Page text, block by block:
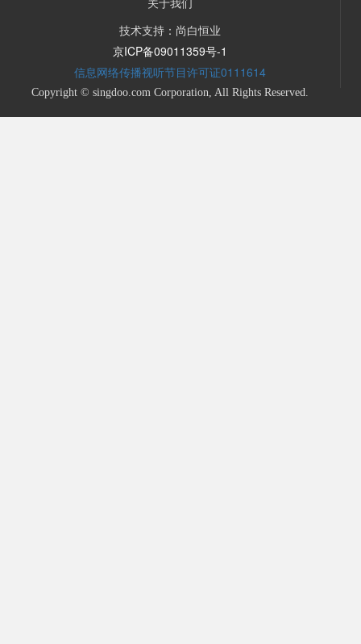
技术支持：尚白恒业
京ICP备09011359号-1
信息网络传播视听节目许可证0111614
Copyright © singdoo.com Corporation, All Rights Reserved.